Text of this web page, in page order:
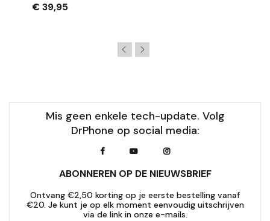
€ 39,95
Mis geen enkele tech-update. Volg
DrPhone op social media:
ABONNEREN OP DE NIEUWSBRIEF
Ontvang €2,50 korting op je eerste bestelling vanaf
€20. Je kunt je op elk moment eenvoudig uitschrijven
via de link in onze e-mails.